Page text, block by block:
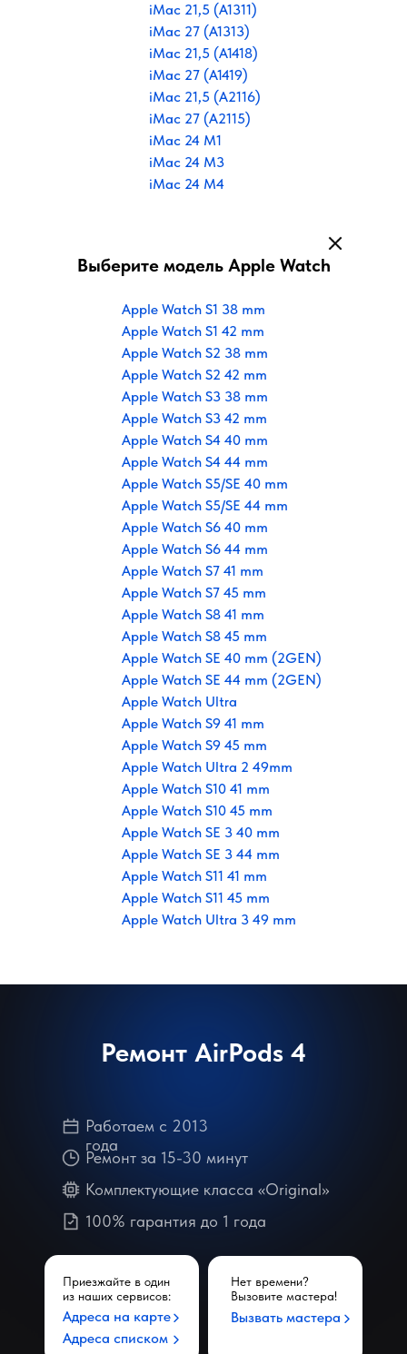
iMac 21,5 (A1311)
iMac 27 (A1313)
iMac 21,5 (A1418)
iMac 27 (A1419)
iMac 21,5 (A2116)
iMac 27 (A2115)
iMac 24 M1
iMac 24 M3
iMac 24 M4
Выберите модель Apple Watch
Apple Watch S1 38 mm
Apple Watch S1 42 mm
Apple Watch S2 38 mm
Apple Watch S2 42 mm
Apple Watch S3 38 mm
Apple Watch S3 42 mm
Apple Watch S4 40 mm
Apple Watch S4 44 mm
Apple Watch S5/SE 40 mm
Apple Watch S5/SE 44 mm
Apple Watch S6 40 mm
Apple Watch S6 44 mm
Apple Watch S7 41 mm
Apple Watch S7 45 mm
Apple Watch S8 41 mm
Apple Watch S8 45 mm
Apple Watch SE 40 mm (2GEN)
Apple Watch SE 44 mm (2GEN)
Apple Watch Ultra
Apple Watch S9 41 mm
Apple Watch S9 45 mm
Apple Watch Ultra 2 49mm
Apple Watch S10 41 mm
Apple Watch S10 45 mm
Apple Watch SE 3 40 mm
Apple Watch SE 3 44 mm
Apple Watch S11 41 mm
Apple Watch S11 45 mm
Apple Watch Ultra 3 49 mm
Ремонт AirPods 4
Работаем с 2013
года
Ремонт за 15-30 минут
Комплектующие класса «Original»
100% гарантия до 1 года
Приезжайте в один
из наших сервисов:
Нет времени?
Вызовите мастера!
Адреса на карте
Адреса списком
Вызвать мастера